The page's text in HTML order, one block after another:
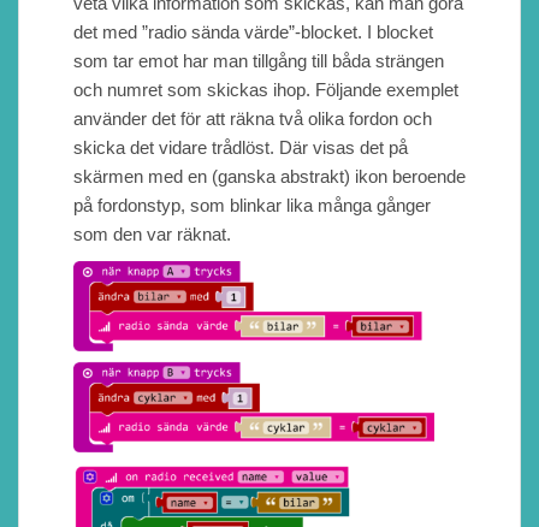
det med ”radio sända värde”-blocket. I blocket
som tar emot har man tillgång till båda strängen
och numret som skickas ihop. Följande exemplet
använder det för att räkna två olika fordon och
skicka det vidare trådlöst. Där visas det på
skärmen med en (ganska abstrakt) ikon beroende
på fordonstyp, som blinkar lika många gånger
som den var räknat.